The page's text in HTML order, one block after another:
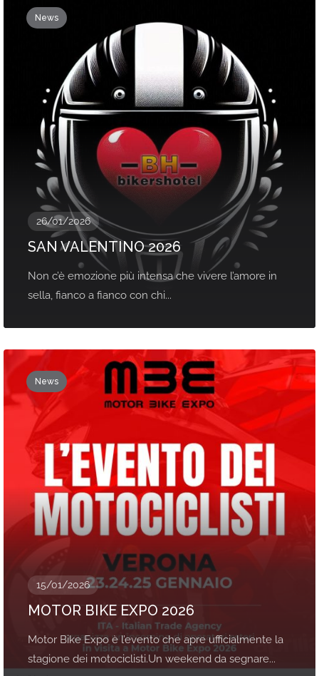
News
26/01/2026
SAN VALENTINO 2026
Non c’è emozione più intensa che vivere l’amore in
sella, fianco a fianco con chi...
News
15/01/2026
MOTOR BIKE EXPO 2026
Motor Bike Expo è l’evento che apre ufficialmente la
stagione dei motociclisti.Un weekend da segnare...